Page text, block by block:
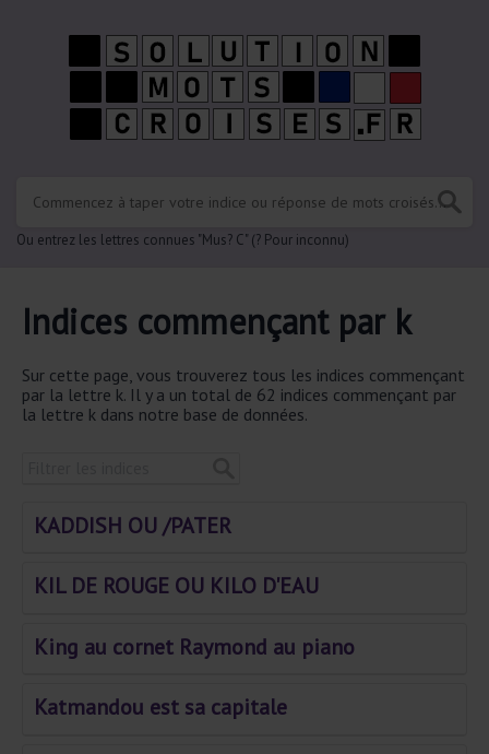
Ou entrez les lettres connues "Mus? C" (? Pour inconnu)
Indices commençant par k
Sur cette page, vous trouverez tous les indices commençant
par la lettre k. Il y a un total de 62 indices commençant par
la lettre k dans notre base de données.
KADDISH OU /PATER
KIL DE ROUGE OU KILO D'EAU
King au cornet Raymond au piano
Katmandou est sa capitale